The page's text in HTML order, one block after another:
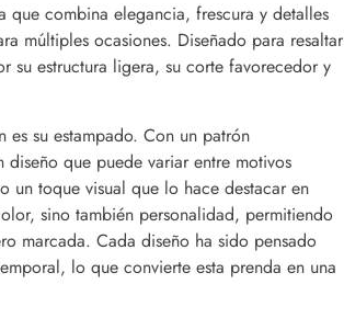
que combina elegancia, frescura y detalles
múltiples ocasiones. Diseñado para resaltar
su estructura ligera, su corte favorecedor y
su estampado. Con un patrón
que puede variar entre motivos
un toque visual que lo hace destacar en
sino también personalidad, permitiendo
marcada. Cada diseño ha sido pensado
lo que convierte esta prenda en una